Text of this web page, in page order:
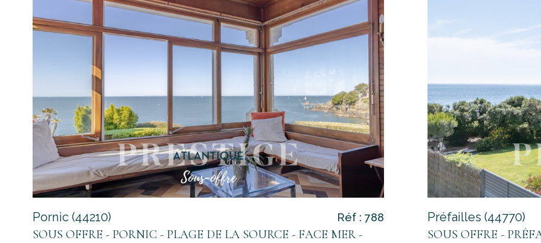
voir le
bien
Pornic (44210)
SOUS OFFRE - PORNIC - PLAGE DE LA SOURCE - FACE MER -
Réf : 788
Préfailles (44770)
SOUS OFFRE -